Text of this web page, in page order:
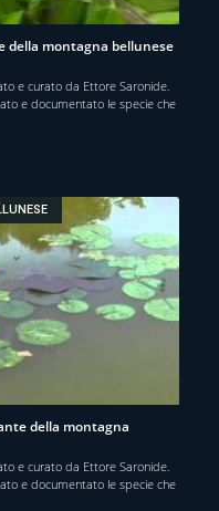
della montagna bellunese
e curato da Ettore Saronide.
e documentato le specie che
della montagna
e curato da Ettore Saronide.
e documentato le specie che